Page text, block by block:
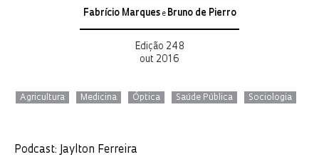
Fabrício Marquese Bruno de Pierro
Edição 248
out 2016
Agricultura Medicina Óptica Saúde Pública Sociologia
Podcast: Jaylton Ferreira